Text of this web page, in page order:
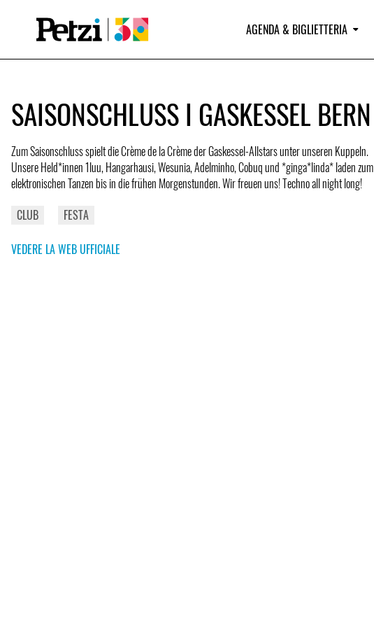
AGENDA & BIGLIETTERIA
SAISONSCHLUSS I GASKESSEL BERN
Zum Saisonschluss spielt die Crème de la Crème der Gaskessel-Allstars unter unseren Kuppeln.
Unsere Held*innen 1luu, Hangarhausi, Wesunia, Adelminho, Cobuq und *ginga*linda* laden zum
elektronischen Tanzen bis in die frühen Morgenstunden. Wir freuen uns! Techno all night long!
CLUB
FESTA
VEDERE LA WEB UFFICIALE